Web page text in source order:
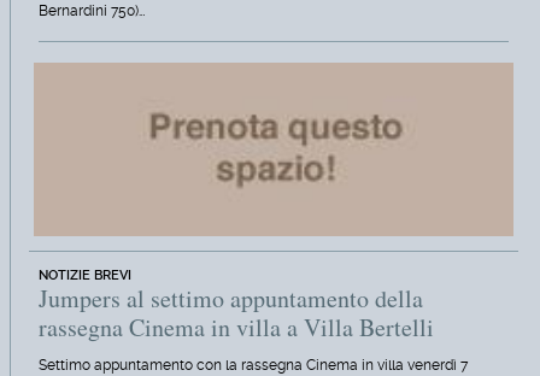
Bernardini 750)…
NOTIZIE BREVI
Jumpers al settimo appuntamento della
rassegna Cinema in villa a Villa Bertelli
Settimo appuntamento con la rassegna Cinema in villa venerdì 7